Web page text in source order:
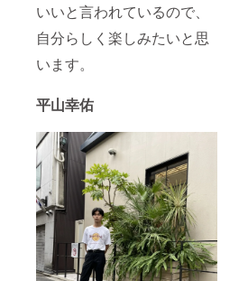
いいと言われているので、
自分らしく楽しみたいと思
います。
平山幸佑